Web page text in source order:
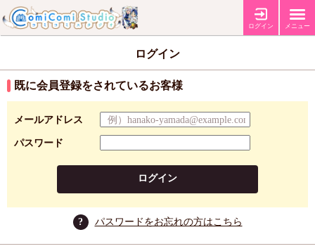
ログイン メニュー
ログイン
既に会員登録をされているお客様
メールアドレス
パスワード
ログイン
? パスワードをお忘れの方はこちら